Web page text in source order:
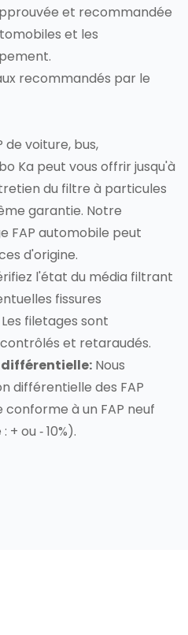
et recommandée
et les
recommandés par le
de voiture, bus,
Ka peut vous offrir jusqu'à
du filtre à particules
garantie. Notre
FAP automobile peut
d'origine.
l'état du média filtrant
fissures
Les filetages sont
et retaraudés.
Nous
différentielle des FAP
à un FAP neuf
ou ‐ 10%).